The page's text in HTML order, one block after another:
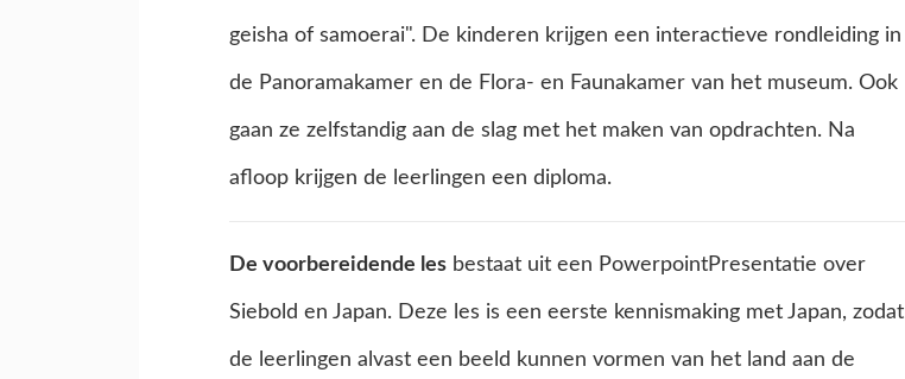
geisha of samoerai". De kinderen krijgen een interactieve rondleiding in
de Panoramakamer en de Flora- en Faunakamer van het museum. Ook
gaan ze zelfstandig aan de slag met het maken van opdrachten. Na
afloop krijgen de leerlingen een diploma.
De voorbereidende lesbestaat uit een PowerpointPresentatie over
Siebold en Japan. Deze les is een eerste kennismaking met Japan, zodat
de leerlingen alvast een beeld kunnen vormen van het land aan de